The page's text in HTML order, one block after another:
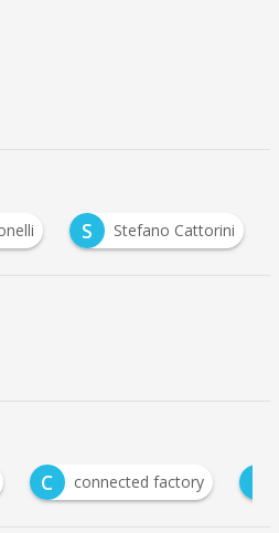
S Stefano Cattorini
connected factory F fabbrica